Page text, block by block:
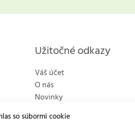
so súbormi cookie
Užitočné odkazy
Váš účet
O nás
Novinky